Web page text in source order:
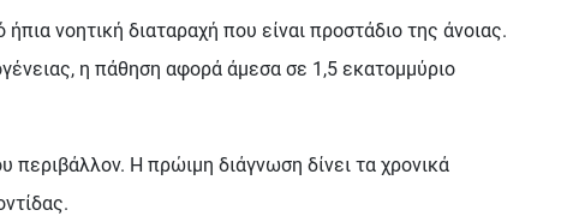
νοητική διαταραχή που είναι προστάδιο της άνοιας.
η πάθηση αφορά άμεσα σε 1,5 εκατομμύριο
περιβάλλον. Η πρώιμη διάγνωση δίνει τα χρονικά